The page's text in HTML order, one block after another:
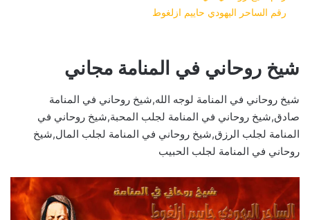
رقم الساحر اليهودي حاييم ازلغوط
شيخ روحاني في المنامة مجاني
شيخ روحاني في المنامة لوجه الله,شيخ روحاني في المنامة
صادق,شيخ روحاني في المنامة لجلب المحبة,شيخ روحاني في
المنامة لجلب الرزق,شيخ روحاني في المنامة لجلب المال,شيخ
روحاني في المنامة لجلب الحبيب